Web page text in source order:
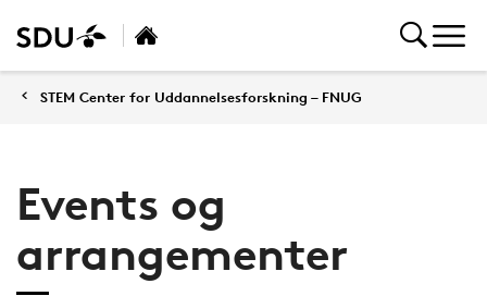
STEM Center for Uddannelsesforskning – FNUG
Events og
arrangementer